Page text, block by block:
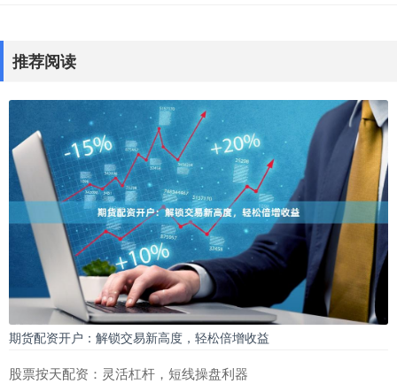
推荐阅读
期货配资开户：解锁交易新高度，轻松倍增收益
股票按天配资：灵活杠杆，短线操盘利器